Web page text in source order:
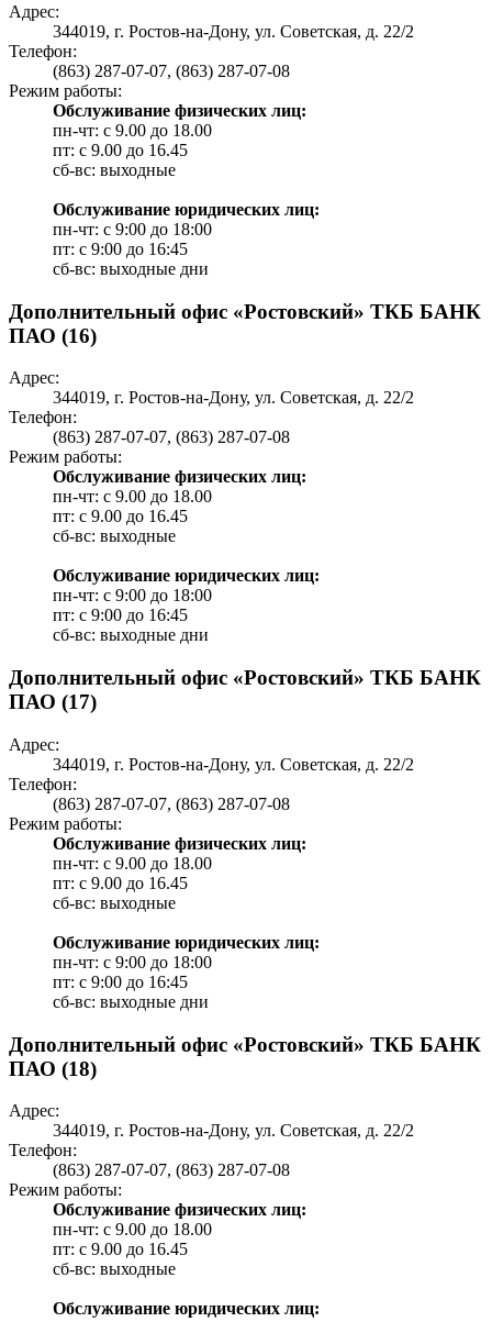
Адрес:
344019, г. Ростов-на-Дону, ул. Советская, д. 22/2
Телефон:
(863) 287-07-07, (863) 287-07-08
Режим работы:
Обслуживание физических лиц:
пн-чт: с 9.00 до 18.00
пт: c 9.00 до 16.45
сб-вс: выходные
Обслуживание юридических лиц:
пн-чт: с 9:00 до 18:00
пт: c 9:00 до 16:45
сб-вс: выходные дни
Дополнительный офис «Ростовский» ТКБ БАНК
ПАО (16)
Адрес:
344019, г. Ростов-на-Дону, ул. Советская, д. 22/2
Телефон:
(863) 287-07-07, (863) 287-07-08
Режим работы:
Обслуживание физических лиц:
пн-чт: с 9.00 до 18.00
пт: c 9.00 до 16.45
сб-вс: выходные
Обслуживание юридических лиц:
пн-чт: с 9:00 до 18:00
пт: c 9:00 до 16:45
сб-вс: выходные дни
Дополнительный офис «Ростовский» ТКБ БАНК
ПАО (17)
Адрес:
344019, г. Ростов-на-Дону, ул. Советская, д. 22/2
Телефон:
(863) 287-07-07, (863) 287-07-08
Режим работы:
Обслуживание физических лиц:
пн-чт: с 9.00 до 18.00
пт: c 9.00 до 16.45
сб-вс: выходные
Обслуживание юридических лиц:
пн-чт: с 9:00 до 18:00
пт: c 9:00 до 16:45
сб-вс: выходные дни
Дополнительный офис «Ростовский» ТКБ БАНК
ПАО (18)
Адрес:
344019, г. Ростов-на-Дону, ул. Советская, д. 22/2
Телефон:
(863) 287-07-07, (863) 287-07-08
Режим работы:
Обслуживание физических лиц:
пн-чт: с 9.00 до 18.00
пт: c 9.00 до 16.45
сб-вс: выходные
Обслуживание юридических лиц: